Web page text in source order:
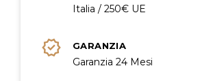
Italia / 250€ UE
verified GARANZIA
Garanzia 24 Mesi